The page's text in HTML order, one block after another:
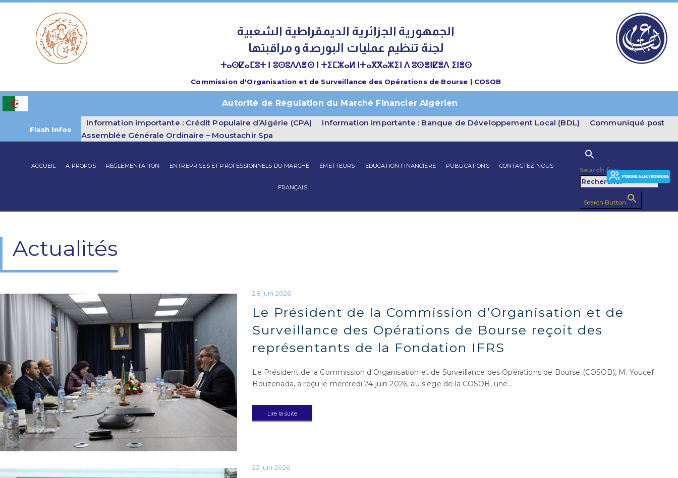
الجمهورية الجزائرية الديمقراطية الشعبية
لجنة تنظيم عمليات البورصة و مراقبتها
ⵜⴰⵙⵇⴰⵎⵓⵜ ⵏ ⵓⵙⵓⴷⴷⴻⵙ ⵏ ⵜⵉⵎⵣⴰⵍ ⵏⵜⴰⴳⴳⴰⵣⵉⵏ ⴷ ⵓⵙⴻⵏⵇⴻⴷ ⵉⵏⴻⵙ
Commission d'Organisation et de Surveillance des Opérations de Bourse | COSOB
Autorité de Régulation du Marché Financier Algérien
Flash Infos
Information importante : Crédit Populaire d’Algérie (CPA) Information importante : Banque de Développement Local (BDL)
Communiqué post
Assemblée Générale Ordinaire – Moustachir Spa
ACCUEIL A PROPOS RÉGLEMENTATION ENTREPRISES ET PROFESSIONNELS DU MARCHÉ ÉMETTEURS EDUCATION FINANCIÈRE PUBLICATIONS CONTACTEZ-NOUS
FRANÇAIS
Search for:
Search Button
Actualités
Le Président de la Commission d’Organisation et de
Surveillance des Opérations de Bourse reçoit des
représentants de la Fondation IFRS
Le Président de la Commission d’Organisation et de Surveillance des Opérations de Bourse (COSOB), M. Youcef
Bouzenada, a reçu le mercredi 24 juin 2026, au siège de la COSOB, une…
Lire la suite